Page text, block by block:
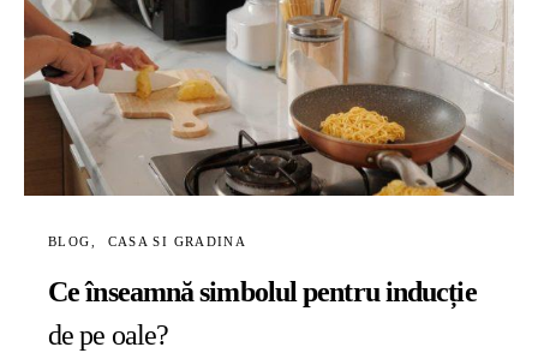
BLOG CASA SI GRADINA
Ce înseamnă simbolul pentru inducție
de pe oale?